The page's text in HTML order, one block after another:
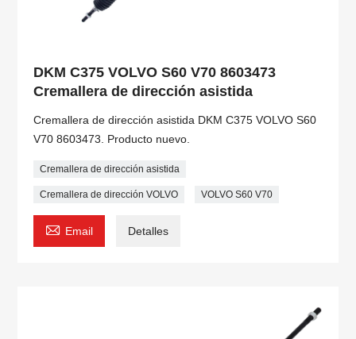
DKM C375 VOLVO S60 V70 8603473
Cremallera de dirección asistida
Cremallera de dirección asistida DKM C375 VOLVO S60
V70 8603473. Producto nuevo.
Cremallera de dirección asistida
Cremallera de dirección VOLVO VOLVO S60 V70
 Email Detalles